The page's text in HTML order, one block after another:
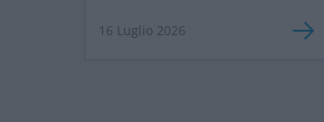
16 Luglio 2026